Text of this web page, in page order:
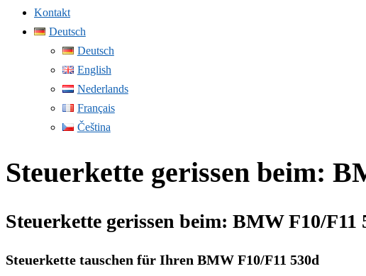
Kontakt
Deutsch
Deutsch
English
Nederlands
Français
Čeština
Steuerkette gerissen beim:
Steuerkette gerissen beim: BMW F10/F11
Steuerkette tauschen für Ihren BMW F10/F11 530d